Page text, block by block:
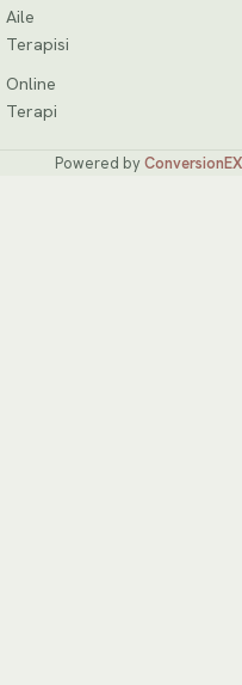
Aile
Terapisi
Online
Terapi
Powered byConversionEX